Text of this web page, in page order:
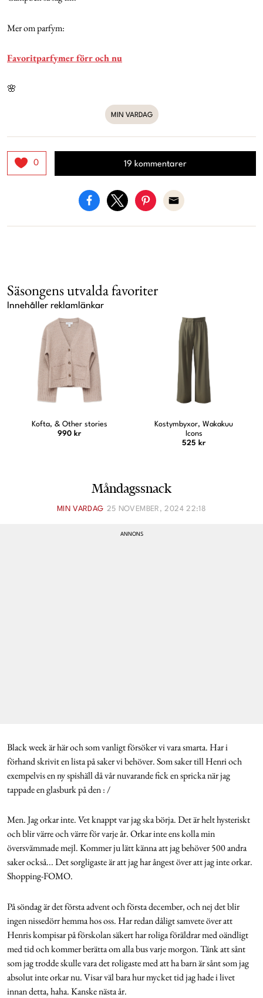
Mer om parfym:
Favoritparfymer förr och nu
🌸
MIN VARDAG
0 19 kommentarer
Säsongens utvalda favoriter
Innehåller reklamlänkar
Kostymbyxor, Wakakuu
Icons
Jeansskjorta, Ellos
479 kr
Måndagssnack
MIN VARDAG 25 NOVEMBER, 2024 22:18
Black week är här och som vanligt försöker vi vara smarta. Har i
förhand skrivit en lista på saker vi behöver. Som saker till Henri och
exempelvis en ny spishäll då vår nuvarande fick en spricka när jag
tappade en glasburk på den : /
Men. Jag orkar inte. Vet knappt var jag ska börja. Det är helt hysteriskt
och blir värre och värre för varje år. Orkar inte ens kolla min
översvämmade mejl. Kommer ju lätt känna att jag behöver 500 andra
saker också... Det sorgligaste är att jag har ångest över att jag inte orkar.
Shopping-FOMO.
På söndag är det första advent och första december, och nej det blir
ingen nissedörr hemma hos oss. Har redan dåligt samvete över att
Henris kompisar på förskolan säkert har roliga föräldrar med oändligt
med tid och kommer berätta om alla bus varje morgon. Tänk att sånt
som jag trodde skulle vara det roligaste med att ha barn är sånt som jag
absolut inte orkar nu. Visar väl bara hur mycket tid jag hade i livet
innan detta, haha. Kanske nästa år.